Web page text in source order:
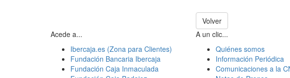
Volver
Acede a...
Ibercaja.es (Zona para Clientes)
Fundación Bancaria Ibercaja
Fundación Caja Inmaculada
A un clic...
Quiénes somos
Información Periódica
Comunicaciones a la